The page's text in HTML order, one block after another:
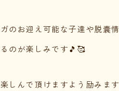
のお迎え可能な子達や脱囊
のが楽しみです🎵🥰
しんで頂けますよう励みま